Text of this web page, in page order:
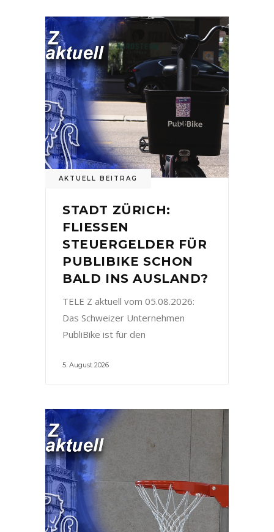
AKTUELL BEITRAG
STADT ZÜRICH:
FLIESSEN
STEUERGELDER FÜR
PUBLIBIKE SCHON
BALD INS AUSLAND?
TELE Z aktuell vom 05.08.2026:
Das Schweizer Unternehmen
PubliBike ist für den
5. August 2026